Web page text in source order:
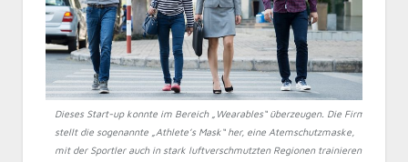
Dieses Start-up konnte im Bereich „Wearables“ überzeugen. Die Firma
stellt die sogenannte „Athlete’s Mask“ her, eine Atemschutzmaske,
mit der Sportler auch in stark luftverschmutzten Regionen trainieren